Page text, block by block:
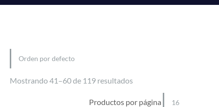
Mostrando 41–60 de 119 resultados
Productos por página